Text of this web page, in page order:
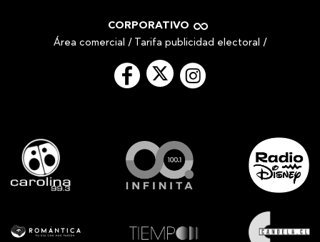
CORPORATIVO
Área comercial / Tarifa publicidad electoral /